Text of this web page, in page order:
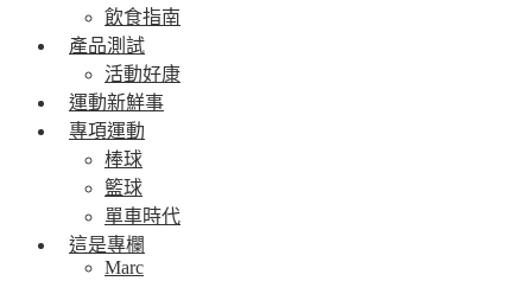
飲食指南
產品測試
活動好康
運動新鮮事
專項運動
棒球
籃球
單車時代
這是專欄
Marc